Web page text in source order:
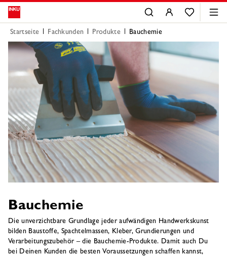
Startseite Fachkunden Produkte Bauchemie
Bauchemie
Die unverzichtbare Grundlage jeder aufwändigen Handwerkskunst
bilden Baustoffe, Spachtelmassen, Kleber, Grundierungen und
Verarbeitungszubehör – die Bauchemie-Produkte. Damit auch Du
bei Deinen Kunden die besten Voraussetzungen schaffen kannst,